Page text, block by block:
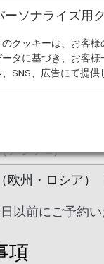
ーン区分
ン区分：現行
韓国）
アジア2）
欧州・ロシア）
以前にご予約
項
ーソナライズ用
のクッキーは、お客
ータに基づき、お客様
、SNS、広告にて提供